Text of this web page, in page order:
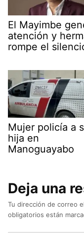
El Mayimbe
atención y
rompe el
Mujer policía a
hija en
Manoguayabo
Deja una
Tu dirección de correo
obligatorios están